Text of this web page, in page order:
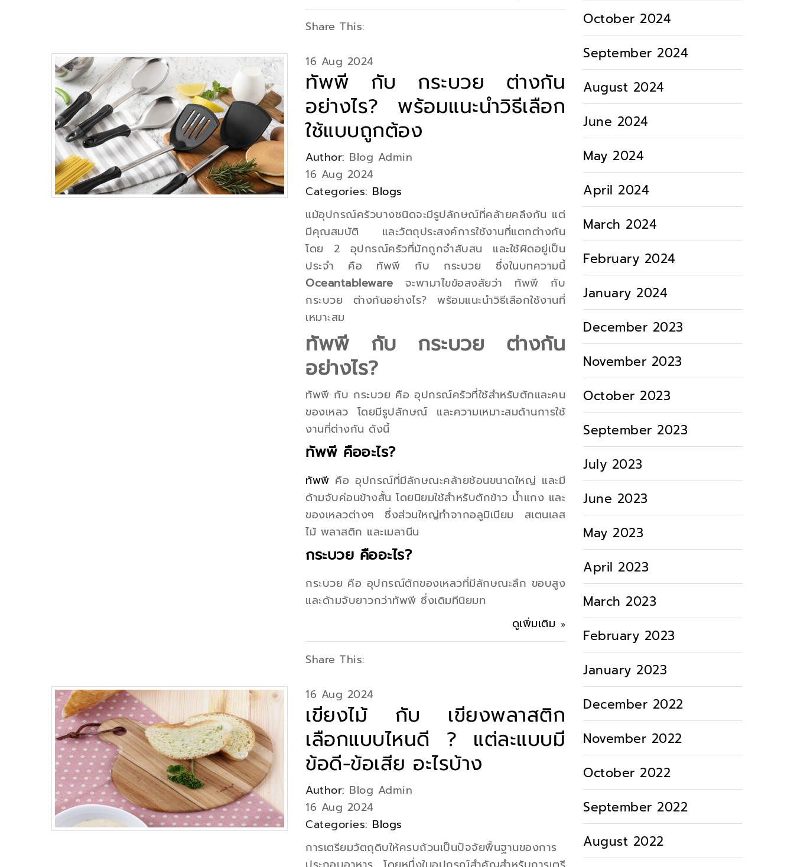
Share This:
16 Aug 2024
ทัพพี กับ กระบวย ต่างกัน
อย่างไร? พร้อมแนะนำวิธีเลือก
ใช้แบบถูกต้อง
Author: Blog Admin
16 Aug 2024
Categories: Blogs
แม้อุปกรณ์ครัวบางชนิดจะมีรูปลักษณ์ที่คล้ายคลึงกัน แต่
มีคุณสมบัติ และวัตถุประสงค์การใช้งานที่แตกต่างกัน
โดย 2 อุปกรณ์ครัวที่มักถูกจำสับสน และใช้ผิดอยู่เป็น
ประจำ คือ ทัพพี กับ กระบวย ซึ่งในบทความนี้
Oceantableware จะพามาไขข้อสงสัยว่า ทัพพี กับ
กระบวย ต่างกันอย่างไร? พร้อมแนะนำวิธีเลือกใช้งานที่
เหมาะสม
ทัพพี กับ กระบวย ต่างกัน
อย่างไร?
ทัพพี กับ กระบวย คือ อุปกรณ์ครัวที่ใช้สำหรับตักและคน
ของเหลว โดยมีรูปลักษณ์ และความเหมาะสมด้านการใช้
งานที่ต่างกัน ดังนี้
ทัพพี คืออะไร?
ทัพพี คือ อุปกรณ์ที่มีลักษณะคล้ายช้อนขนาดใหญ่ และมี
ด้ามจับค่อนข้างสั้น โดยนิยมใช้สำหรับตักข้าว น้ำแกง และ
ของเหลวต่างๆ ซึ่งส่วนใหญ่ทำจากอลูมิเนียม สเตนเลส
ไม้ พลาสติก และเมลานีน
กระบวย คืออะไร?
กระบวย คือ อุปกรณ์ตักของเหลวที่มีลักษณะลึก ขอบสูง
และด้ามจับยาวกว่าทัพพี ซึ่งเดิมทีนิยมท
ดูเพิ่มเติม
Share This:
16 Aug 2024
เขียงไม้ กับ เขียงพลาสติก
เลือกแบบไหนดี ? แต่ละแบบมี
ข้อดี-ข้อเสีย อะไรบ้าง
Author: Blog Admin
16 Aug 2024
Categories: Blogs
การเตรียมวัตถุดิบให้ครบถ้วนเป็นปัจจัยพื้นฐานของการ
October 2024
September 2024
August 2024
June 2024
May 2024
April 2024
March 2024
February 2024
January 2024
December 2023
November 2023
October 2023
September 2023
July 2023
June 2023
May 2023
April 2023
March 2023
February 2023
January 2023
December 2022
November 2022
October 2022
September 2022
August 2022